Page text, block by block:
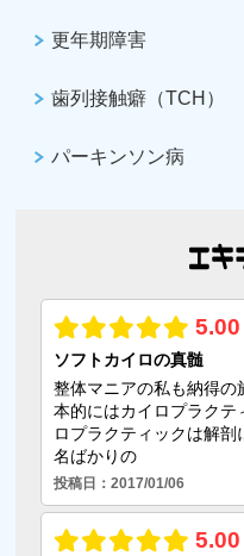
更年期障害
歯列接触癖（TCH）
パーキンソン病